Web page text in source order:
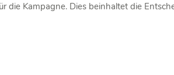
die Kampagne. Dies beinhaltet die